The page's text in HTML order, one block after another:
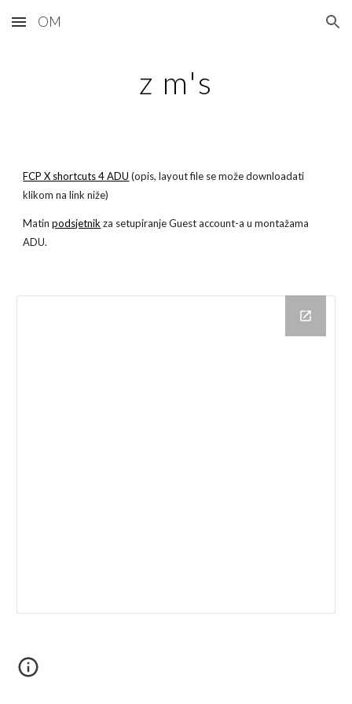
Skip to main content Skip to navigation
OM
z m's
FCP X shortcuts 4 ADU (opis, layout file se može downloadati
klikom na link niže)
Matin podsjetnik za setupiranje Guest account-a u montažama
ADU.